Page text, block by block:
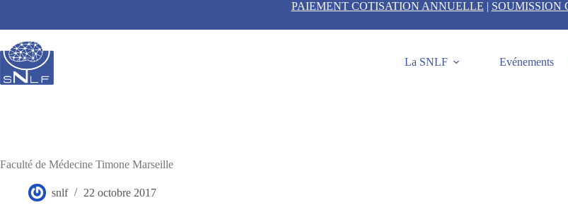
contenu
PAIEMENT COTISATION ANNUELLE | SOUMISSION
La SNLF Evénements
Faculté de Médecine Timone Marseille
snlf 22 octobre 2017